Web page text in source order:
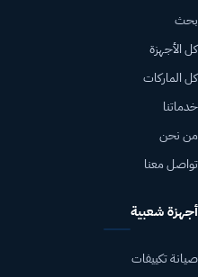
بحث
كل الأجهزة
كل الماركات
خدماتنا
من نحن
تواصل معنا
أجهزة شعبية
صيانة تكييفات